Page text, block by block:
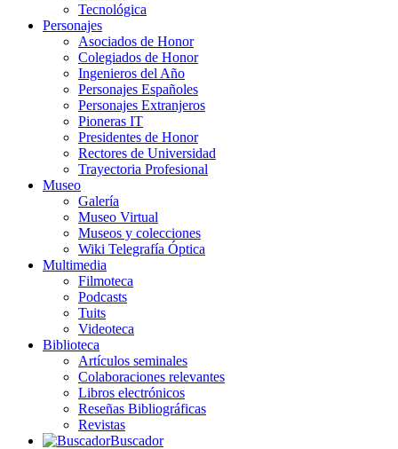
Tecnológica
Personajes
Asociados de Honor
Colegiados de Honor
Ingenieros del Año
Personajes Españoles
Personajes Extranjeros
Pioneras IT
Presidentes de Honor
Rectores de Universidad
Trayectoria Profesional
Museo
Galería
Museo Virtual
Museos y colecciones
Wiki Telegrafía Óptica
Multimedia
Filmoteca
Podcasts
Tuits
Videoteca
Biblioteca
Artículos seminales
Colaboraciones relevantes
Libros electrónicos
Reseñas Bibliográficas
Revistas
Buscador